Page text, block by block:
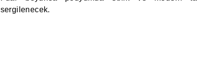
sergilenecek.